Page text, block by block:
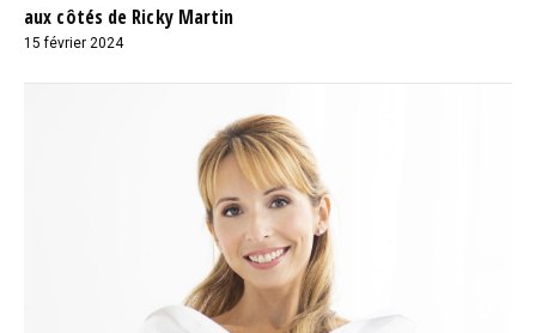
aux côtés de Ricky Martin
15 février 2024